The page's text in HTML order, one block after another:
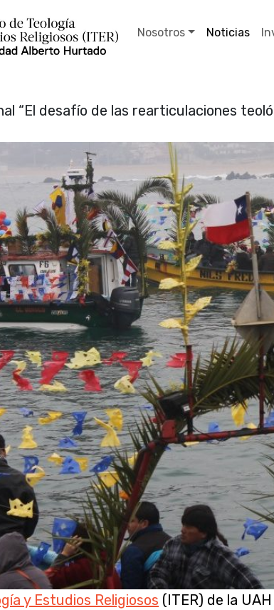
Nosotros Noticias
“El desafío de las rearticulaciones
y Estudios Religiosos (ITER) de la UAH